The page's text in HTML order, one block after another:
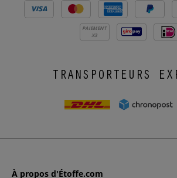
PAIEMENT
X3
TRANSPORTEURS
À propos d'Étoffe.com